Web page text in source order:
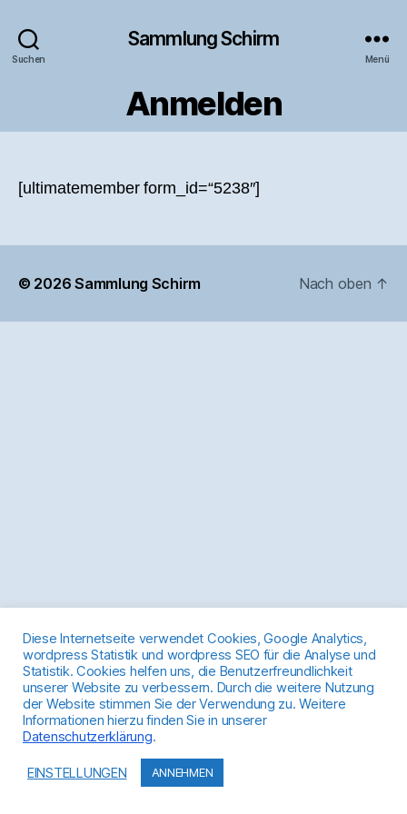
Suchen
Sammlung Schirm
Menü
Anmelden
[ultimatemember form_id=“5238″]
© 2026Sammlung Schirm Nach oben ↑
Diese Internetseite verwendet Cookies, Google Analytics,
wordpress Statistik und wordpress SEO für die Analyse und
Statistik. Cookies helfen uns, die Benutzerfreundlichkeit
unserer Website zu verbessern. Durch die weitere Nutzung
der Website stimmen Sie der Verwendung zu. Weitere
Informationen hierzu finden Sie in unserer
Datenschutzerklärung.
EINSTELLUNGEN ANNEHMEN